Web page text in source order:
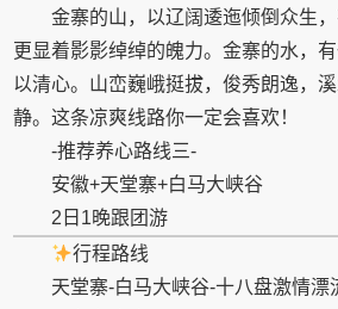
金寨的山，以辽阔逶迤倾倒众生，
更显着影影绰绰的魄力。金寨的水，
以清心。山峦巍峨挺拔，俊秀朗逸，
静。这条凉爽线路你一定会喜欢！
-推荐养心路线三-
安徽+天堂寨+白马大峡谷
2日1晚跟团游
行程路线
天堂寨-白马大峡谷-十八盘激情漂